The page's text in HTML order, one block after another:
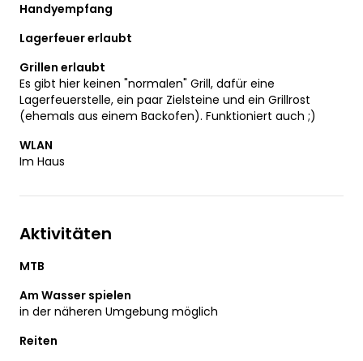
Handyempfang
Lagerfeuer erlaubt
Grillen erlaubt
Es gibt hier keinen "normalen" Grill, dafür eine
Lagerfeuerstelle, ein paar Zielsteine und ein Grillrost
(ehemals aus einem Backofen). Funktioniert auch ;)
WLAN
Im Haus
Aktivitäten
MTB
Am Wasser spielen
in der näheren Umgebung möglich
Reiten